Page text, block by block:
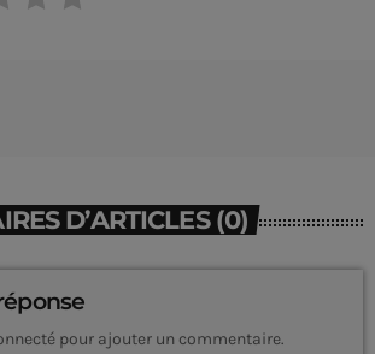
D’ARTICLES (0)
pour ajouter un commentaire.